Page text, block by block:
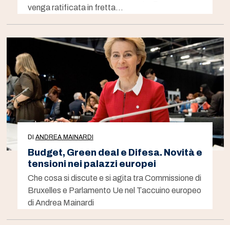
venga ratificata in fretta…
DI ANDREA MAINARDI
Budget, Green deal e Difesa. Novità e
tensioni nei palazzi europei
Che cosa si discute e si agita tra Commissione di
Bruxelles e Parlamento Ue nel Taccuino europeo
di Andrea Mainardi